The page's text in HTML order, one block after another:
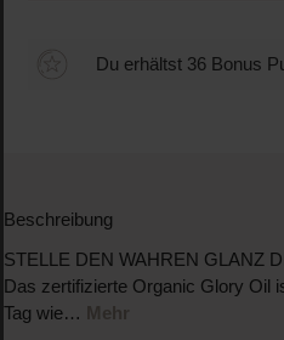
Du erhältst 36 Bonus
Beschreibung
STELLE DEN WAHREN GLANZ
Das zertifizierte Organic Glory Oil
Tag wie… Mehr